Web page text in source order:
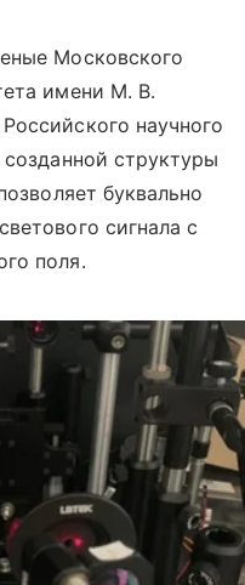
Московского
имени М. В.
научного
структуры
буквально
сигнала с
поля.